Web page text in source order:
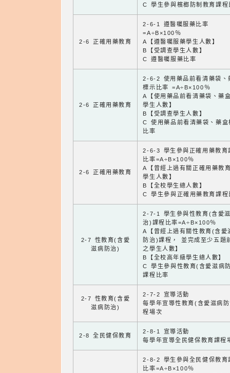
C 學生參與檳榔防制教育課程
2-6 正確用藥教育
2-6-1 遵醫囑服藥比率
=A÷B×100％
A【遵醫囑服藥學生人數】
B【受調查學生人數】
C 遵醫囑服藥比率
2-6 正確用藥教育
2-6-2 使用藥品前看清藥袋、
標示比率 =A÷B×100％
A【使用藥品前看清藥袋、藥
學生人數】
B【受調查學生人數】
C 使用藥品前看清藥袋、藥盒
比率
2-6 正確用藥教育
2-6-3 學生參與正確用藥教育
比率=A÷B×100％
A【曾經上過有關正確用藥教
學生人數】
B【全校學生總人數】
C 學生參與正確用藥教育課程
2-7 性教育(含愛
滋病防治)
2-7-1 學生參與性教育(含愛
治)課程比率=A÷B×100％
A【曾經上過有關性教育(含愛
防治)課程， 並完成至少五題
之學生人數】
B【全校高年級學生總人數】
C 學生參與性教育(含愛滋病
課程比率
2-7 性教育(含愛
滋病防治)
2-7-2 宣導活動
每學年宣導性教育(含愛滋病
程場次
2-8 全民健保教育
2-8-1 宣導活動
每學年宣導全民健保教育課程
2-8-2 學生參與全民健保教育
比率=A÷B×100％